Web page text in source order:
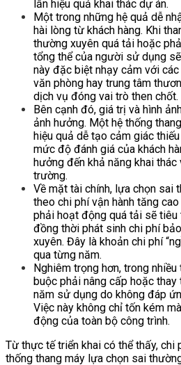
lẫn hiệu quả khai thác dự án.
Một trong những hệ quả dễ
hài lòng từ khách hàng. Khi
thường xuyên quá tải hoặc
tổng thể của người sử dụng
này đặc biệt nhạy cảm với
văn phòng hay trung tâm
dịch vụ đóng vai trò then chốt.
Bên cạnh đó, giá trị và hình
ảnh hưởng. Một hệ thống
hiệu quả dễ tạo cảm giác
mức độ đánh giá của khách
hưởng đến khả năng khai thác
trường.
Về mặt tài chính, lựa chọn sai
theo chi phí vận hành tăng
phải hoạt động quá tải sẽ tiêu
đồng thời phát sinh chi phí
xuyên. Đây là khoản chi phí
qua từng năm.
Nghiêm trọng hơn, trong
buộc phải nâng cấp hoặc
năm sử dụng do không đáp
Việc này không chỉ tốn kém
động của toàn bộ công trình.
Từ thực tế triển khai có thể thấy, chi
thống thang máy lựa chọn sai